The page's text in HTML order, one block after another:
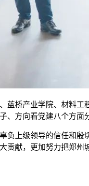
蓝桥产业学院、材料
、方向看党建八个方面
负上级领导的信任和
贡献，更加努力把郑